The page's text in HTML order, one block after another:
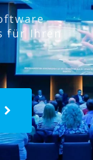
für Ihren